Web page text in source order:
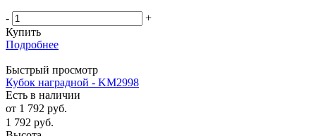
-
+
Купить
Подробнее
Быстрый просмотр
Кубок наградной - KM2998
Есть в наличии
от 1 792 руб.
1 792 руб.